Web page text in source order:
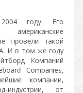
году. Его
провели такой
И в том же году
Компаний
Companies,
компании,
индустрии, от